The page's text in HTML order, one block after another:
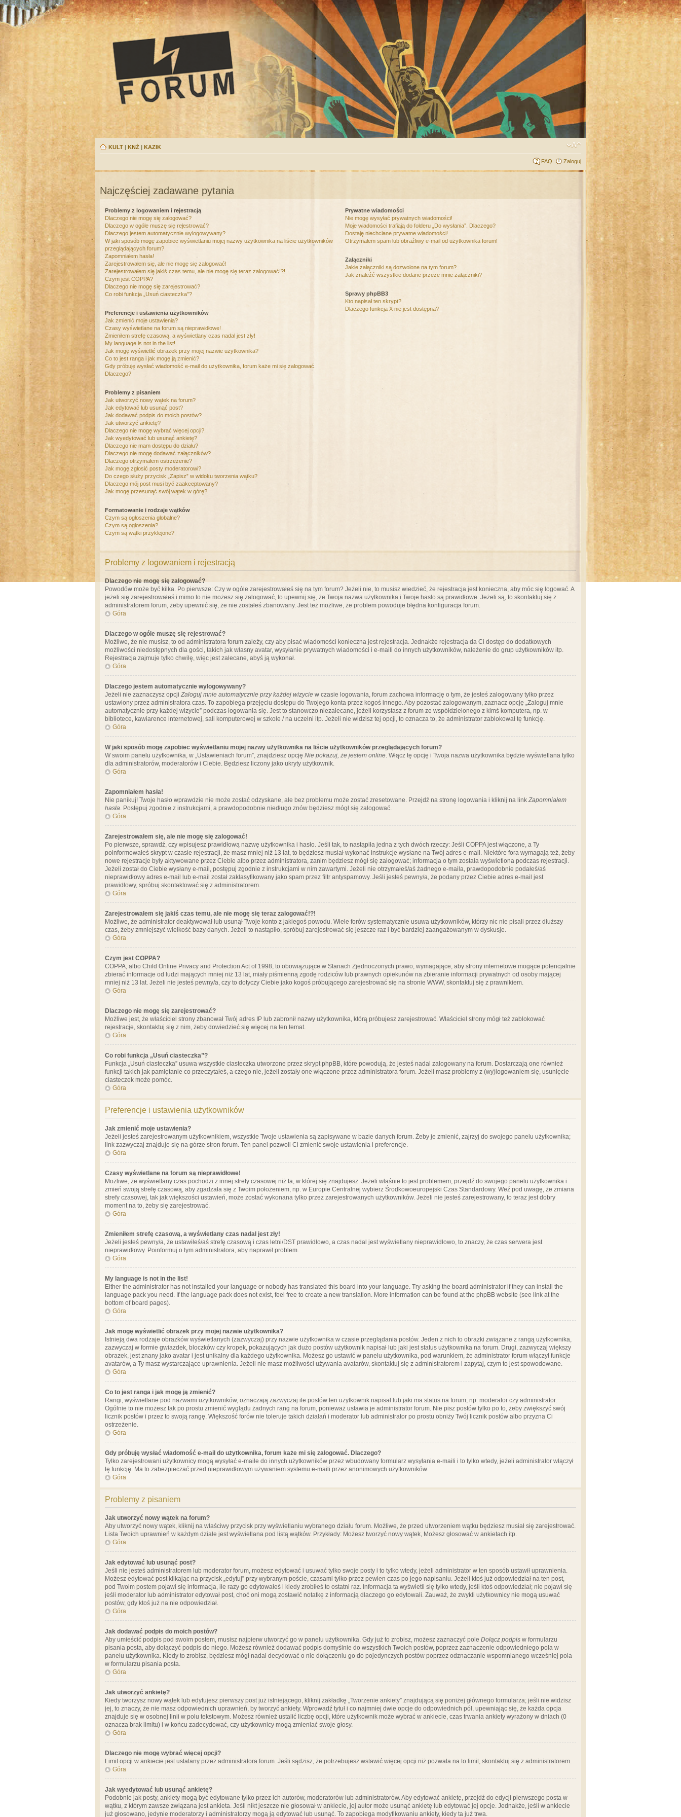
KULT | KNŻ | KAZIK
FAQ Zaloguj
Najczęściej zadawane pytania
Problemy z logowaniem i rejestracją
Dlaczego nie mogę się zalogować?
Dlaczego w ogóle muszę się rejestrować?
Dlaczego jestem automatycznie wylogowywany?
W jaki sposób mogę zapobiec wyświetlaniu mojej nazwy użytkownika na liście użytkowników
przeglądających forum?
Zapomniałem hasła!
Zarejestrowałem się, ale nie mogę się zalogować!
Zarejestrowałem się jakiś czas temu, ale nie mogę się teraz zalogować!?!
Czym jest COPPA?
Dlaczego nie mogę się zarejestrować?
Co robi funkcja „Usuń ciasteczka”?
Preferencje i ustawienia użytkowników
Jak zmienić moje ustawienia?
Czasy wyświetlane na forum są nieprawidłowe!
Zmieniłem strefę czasową, a wyświetlany czas nadal jest zły!
My language is not in the list!
Jak mogę wyświetlić obrazek przy mojej nazwie użytkownika?
Co to jest ranga i jak mogę ją zmienić?
Gdy próbuję wysłać wiadomość e-mail do użytkownika, forum każe mi się zalogować.
Dlaczego?
Problemy z pisaniem
Jak utworzyć nowy wątek na forum?
Jak edytować lub usunąć post?
Jak dodawać podpis do moich postów?
Jak utworzyć ankietę?
Dlaczego nie mogę wybrać więcej opcji?
Jak wyedytować lub usunąć ankietę?
Dlaczego nie mam dostępu do działu?
Dlaczego nie mogę dodawać załączników?
Dlaczego otrzymałem ostrzeżenie?
Jak mogę zgłosić posty moderatorowi?
Do czego służy przycisk „Zapisz” w widoku tworzenia wątku?
Dlaczego mój post musi być zaakceptowany?
Jak mogę przesunąć swój wątek w górę?
Formatowanie i rodzaje wątków
Czym są ogłoszenia globalne?
Czym są ogłoszenia?
Czym są wątki przyklejone?
Prywatne wiadomości
Nie mogę wysyłać prywatnych wiadomości!
Moje wiadomości trafiają do folderu „Do wysłania”. Dlaczego?
Dostaję niechciane prywatne wiadomości!
Otrzymałem spam lub obraźliwy e-mail od użytkownika forum!
Załączniki
Jakie załączniki są dozwolone na tym forum?
Jak znaleźć wszystkie dodane przeze mnie załączniki?
Sprawy phpBB3
Kto napisał ten skrypt?
Dlaczego funkcja X nie jest dostępna?
Problemy z logowaniem i rejestracją
Dlaczego nie mogę się zalogować?
Powodów może być kilka. Po pierwsze: Czy w ogóle zarejestrowałeś się na tym forum? Jeżeli nie, to musisz wiedzieć, że rejestracja jest konieczna, aby móc się logować. A
jeżeli się zarejestrowałeś i mimo to nie możesz się zalogować, to upewnij się, że Twoja nazwa użytkownika i Twoje hasło są prawidłowe. Jeżeli są, to skontaktuj się z
administratorem forum, żeby upewnić się, że nie zostałeś zbanowany. Jest też możliwe, że problem powoduje błędna konfiguracja forum.
Góra
Dlaczego w ogóle muszę się rejestrować?
Możliwe, że nie musisz, to od administratora forum zależy, czy aby pisać wiadomości konieczna jest rejestracja. Jednakże rejestracja da Ci dostęp do dodatkowych
możliwości niedostępnych dla gości, takich jak własny avatar, wysyłanie prywatnych wiadomości i e-maili do innych użytkowników, należenie do grup użytkowników itp.
Rejestracja zajmuje tylko chwilę, więc jest zalecane, abyś ją wykonał.
Góra
Dlaczego jestem automatycznie wylogowywany?
Jeżeli nie zaznaczysz opcji Zaloguj mnie automatycznie przy każdej wizycie w czasie logowania, forum zachowa informację o tym, że jesteś zalogowany tylko przez
ustawiony przez administratora czas. To zapobiega przejęciu dostępu do Twojego konta przez kogoś innego. Aby pozostać zalogowanym, zaznacz opcję „Zaloguj mnie
automatycznie przy każdej wizycie” podczas logowania się. Jest to stanowczo niezalecane, jeżeli korzystasz z forum ze współdzielonego z kimś komputera, np. w
bibliotece, kawiarence internetowej, sali komputerowej w szkole / na uczelni itp. Jeżeli nie widzisz tej opcji, to oznacza to, że administrator zablokował tę funkcję.
Góra
W jaki sposób mogę zapobiec wyświetlaniu mojej nazwy użytkownika na liście użytkowników przeglądających forum?
W swoim panelu użytkownika, w „Ustawieniach forum”, znajdziesz opcję Nie pokazuj, że jestem online. Włącz tę opcję i Twoja nazwa użytkownika będzie wyświetlana tylko
dla administratorów, moderatorów i Ciebie. Będziesz liczony jako ukryty użytkownik.
Góra
Zapomniałem hasła!
Nie panikuj! Twoje hasło wprawdzie nie może zostać odzyskane, ale bez problemu może zostać zresetowane. Przejdź na stronę logowania i kliknij na link Zapomniałem
hasła. Postępuj zgodnie z instrukcjami, a prawdopodobnie niedługo znów będziesz mógł się zalogować.
Góra
Zarejestrowałem się, ale nie mogę się zalogować!
Po pierwsze, sprawdź, czy wpisujesz prawidłową nazwę użytkownika i hasło. Jeśli tak, to nastąpiła jedna z tych dwóch rzeczy: Jeśli COPPA jest włączone, a Ty
poinformowałeś skrypt w czasie rejestracji, że masz mniej niż 13 lat, to będziesz musiał wykonać instrukcje wysłane na Twój adres e-mail. Niektóre fora wymagają też, żeby
nowe rejestracje były aktywowane przez Ciebie albo przez administratora, zanim będziesz mógł się zalogować; informacja o tym została wyświetlona podczas rejestracji.
Jeżeli został do Ciebie wysłany e-mail, postępuj zgodnie z instrukcjami w nim zawartymi. Jeżeli nie otrzymałeś/aś żadnego e-maila, prawdopodobnie podałeś/aś
nieprawidłowy adres e-mail lub e-mail został zaklasyfikowany jako spam przez filtr antyspamowy. Jeśli jesteś pewny/a, że podany przez Ciebie adres e-mail jest
prawidłowy, spróbuj skontaktować się z administratorem.
Góra
Zarejestrowałem się jakiś czas temu, ale nie mogę się teraz zalogować!?!
Możliwe, że administrator deaktywował lub usunął Twoje konto z jakiegoś powodu. Wiele forów systematycznie usuwa użytkowników, którzy nic nie pisali przez dłuższy
czas, żeby zmniejszyć wielkość bazy danych. Jeżeli to nastąpiło, spróbuj zarejestrować się jeszcze raz i być bardziej zaangażowanym w dyskusje.
Góra
Czym jest COPPA?
COPPA, albo Child Online Privacy and Protection Act of 1998, to obowiązujące w Stanach Zjednoczonych prawo, wymagające, aby strony internetowe mogące potencjalnie
zbierać informacje od ludzi mających mniej niż 13 lat, miały piśmienną zgodę rodziców lub prawnych opiekunów na zbieranie informacji prywatnych od osoby mającej
mniej niż 13 lat. Jeżeli nie jesteś pewny/a, czy to dotyczy Ciebie jako kogoś próbującego zarejestrować się na stronie WWW, skontaktuj się z prawnikiem.
Góra
Dlaczego nie mogę się zarejestrować?
Możliwe jest, że właściciel strony zbanował Twój adres IP lub zabronił nazwy użytkownika, którą próbujesz zarejestrować. Właściciel strony mógł też zablokować
rejestracje, skontaktuj się z nim, żeby dowiedzieć się więcej na ten temat.
Góra
Co robi funkcja „Usuń ciasteczka”?
Funkcja „Usuń ciasteczka” usuwa wszystkie ciasteczka utworzone przez skrypt phpBB, które powodują, że jesteś nadal zalogowany na forum. Dostarczają one również
funkcji takich jak pamiętanie co przeczytałeś, a czego nie, jeżeli zostały one włączone przez administratora forum. Jeżeli masz problemy z (wy)logowaniem się, usunięcie
ciasteczek może pomóc.
Góra
Preferencje i ustawienia użytkowników
Jak zmienić moje ustawienia?
Jeżeli jesteś zarejestrowanym użytkownikiem, wszystkie Twoje ustawienia są zapisywane w bazie danych forum. Żeby je zmienić, zajrzyj do swojego panelu użytkownika;
link zazwyczaj znajduje się na górze stron forum. Ten panel pozwoli Ci zmienić swoje ustawienia i preferencje.
Góra
Czasy wyświetlane na forum są nieprawidłowe!
Możliwe, że wyświetlany czas pochodzi z innej strefy czasowej niż ta, w której się znajdujesz. Jeżeli właśnie to jest problemem, przejdź do swojego panelu użytkownika i
zmień swoją strefę czasową, aby zgadzała się z Twoim położeniem, np. w Europie Centralnej wybierz Środkowoeuropejski Czas Standardowy. Weź pod uwagę, że zmiana
strefy czasowej, tak jak większości ustawień, może zostać wykonana tylko przez zarejestrowanych użytkowników. Jeżeli nie jesteś zarejestrowany, to teraz jest dobry
moment na to, żeby się zarejestrować.
Góra
Zmieniłem strefę czasową, a wyświetlany czas nadal jest zły!
Jeżeli jesteś pewny/a, że ustawiłeś/aś strefę czasową i czas letni/DST prawidłowo, a czas nadal jest wyświetlany nieprawidłowo, to znaczy, że czas serwera jest
nieprawidłowy. Poinformuj o tym administratora, aby naprawił problem.
Góra
My language is not in the list!
Either the administrator has not installed your language or nobody has translated this board into your language. Try asking the board administrator if they can install the
language pack you need. If the language pack does not exist, feel free to create a new translation. More information can be found at the phpBB website (see link at the
bottom of board pages).
Góra
Jak mogę wyświetlić obrazek przy mojej nazwie użytkownika?
Istnieją dwa rodzaje obrazków wyświetlanych (zazwyczaj) przy nazwie użytkownika w czasie przeglądania postów. Jeden z nich to obrazki związane z rangą użytkownika,
zazwyczaj w formie gwiazdek, bloczków czy kropek, pokazujących jak dużo postów użytkownik napisał lub jaki jest status użytkownika na forum. Drugi, zazwyczaj większy
obrazek, jest znany jako avatar i jest unikalny dla każdego użytkownika. Możesz go ustawić w panelu użytkownika, pod warunkiem, że administrator forum włączył funkcje
avatarów, a Ty masz wystarczające uprawnienia. Jeżeli nie masz możliwości używania avatarów, skontaktuj się z administratorem i zapytaj, czym to jest spowodowane.
Góra
Co to jest ranga i jak mogę ją zmienić?
Rangi, wyświetlane pod nazwami użytkowników, oznaczają zazwyczaj ile postów ten użytkownik napisał lub jaki ma status na forum, np. moderator czy administrator.
Ogólnie to nie możesz tak po prostu zmienić wyglądu żadnych rang na forum, ponieważ ustawia je administrator forum. Nie pisz postów tylko po to, żeby zwiększyć swój
licznik postów i przez to swoją rangę. Większość forów nie toleruje takich działań i moderator lub administrator po prostu obniży Twój licznik postów albo przyzna Ci
ostrzeżenie.
Góra
Gdy próbuję wysłać wiadomość e-mail do użytkownika, forum każe mi się zalogować. Dlaczego?
Tylko zarejestrowani użytkownicy mogą wysyłać e-maile do innych użytkowników przez wbudowany formularz wysyłania e-maili i to tylko wtedy, jeżeli administrator włączył
tę funkcję. Ma to zabezpieczać przed nieprawidłowym używaniem systemu e-maili przez anonimowych użytkowników.
Góra
Problemy z pisaniem
Jak utworzyć nowy wątek na forum?
Aby utworzyć nowy wątek, kliknij na właściwy przycisk przy wyświetlaniu wybranego działu forum. Możliwe, że przed utworzeniem wątku będziesz musiał się zarejestrować.
Lista Twoich uprawnień w każdym dziale jest wyświetlana pod listą wątków. Przykłady: Możesz tworzyć nowy wątek, Możesz głosować w ankietach itp.
Góra
Jak edytować lub usunąć post?
Jeśli nie jesteś administratorem lub moderator forum, możesz edytować i usuwać tylko swoje posty i to tylko wtedy, jeżeli administrator w ten sposób ustawił uprawnienia.
Możesz edytować post klikając na przycisk „edytuj” przy wybranym poście, czasami tylko przez pewien czas po jego napisaniu. Jeżeli ktoś już odpowiedział na ten post,
pod Twoim postem pojawi się informacja, ile razy go edytowałeś i kiedy zrobiłeś to ostatni raz. Informacja ta wyświetli się tylko wtedy, jeśli ktoś odpowiedział; nie pojawi się
jeśli moderator lub administrator edytował post, choć oni mogą zostawić notatkę z informacją dlaczego go edytowali. Zauważ, że zwykli użytkownicy nie mogą usuwać
postów, gdy ktoś już na nie odpowiedział.
Góra
Jak dodawać podpis do moich postów?
Aby umieścić podpis pod swoim postem, musisz najpierw utworzyć go w panelu użytkownika. Gdy już to zrobisz, możesz zaznaczyć pole Dołącz podpis w formularzu
pisania posta, aby dołączyć podpis do niego. Możesz również dodawać podpis domyślnie do wszystkich Twoich postów, poprzez zaznaczenie odpowiedniego pola w
panelu użytkownika. Kiedy to zrobisz, będziesz mógł nadal decydować o nie dołączeniu go do pojedynczych postów poprzez odznaczanie wspomnianego wcześniej pola
w formularzu pisania posta.
Góra
Jak utworzyć ankietę?
Kiedy tworzysz nowy wątek lub edytujesz pierwszy post już istniejącego, kliknij zakładkę „Tworzenie ankiety” znajdującą się poniżej głównego formularza; jeśli nie widzisz
jej, to znaczy, że nie masz odpowiednich uprawnień, by tworzyć ankiety. Wprowadź tytuł i co najmniej dwie opcje do odpowiednich pól, upewniając się, że każda opcja
znajduje się w osobnej linii w polu tekstowym. Możesz również ustalić liczbę opcji, które użytkownik może wybrać w ankiecie, czas trwania ankiety wyrażony w dniach (0
oznacza brak limitu) i w końcu zadecydować, czy użytkownicy mogą zmieniać swoje głosy.
Góra
Dlaczego nie mogę wybrać więcej opcji?
Limit opcji w ankiecie jest ustalany przez administratora forum. Jeśli sądzisz, że potrzebujesz wstawić więcej opcji niż pozwala na to limit, skontaktuj się z administratorem.
Góra
Jak wyedytować lub usunąć ankietę?
Podobnie jak posty, ankiety mogą być edytowane tylko przez ich autorów, moderatorów lub administratorów. Aby edytować ankietę, przejdź do edycji pierwszego posta w
wątku, z którym zawsze związana jest ankieta. Jeśli nikt jeszcze nie głosował w ankiecie, jej autor może usunąć ankietę lub edytować jej opcje. Jednakże, jeśli w ankiecie
już głosowano, jedynie moderatorzy i administratorzy mogą ją edytować lub usunąć. To zapobiega modyfikowaniu ankiety, kiedy ta już trwa.